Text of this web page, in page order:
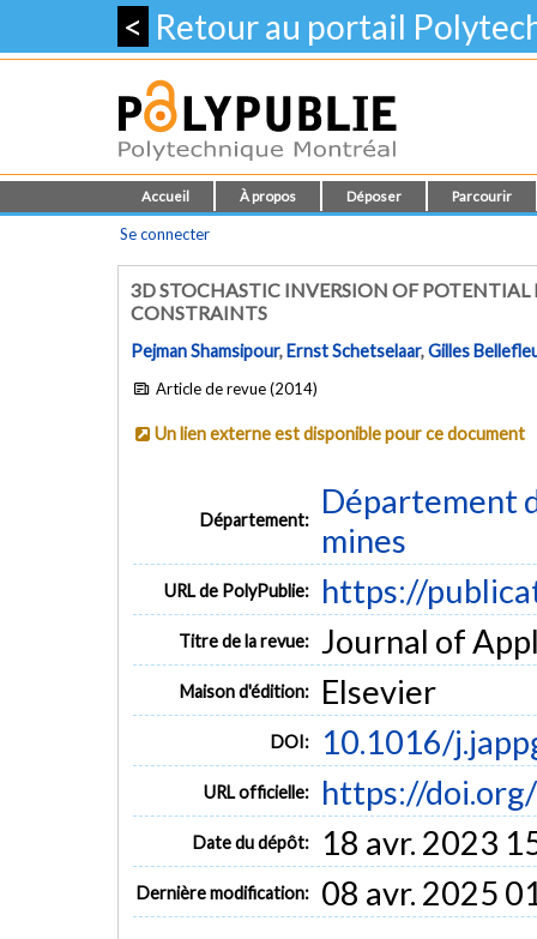
< Retour au portail
Accueil À propos Déposer Parcourir
Se connecter
3D STOCHASTIC INVERSION OF
CONSTRAINTS
Pejman Shamsipour,Ernst Schetselaar,Gilles
Article de revue (2014)
Un lien externe est disponible pour ce document
Département:
Département
mines
URL de PolyPublie: https://
Titre de la revue: Journal of
Maison d'édition: Elsevier
DOI: 10.1016/
URL officielle: https://
Date du dépôt: 18 avr. 2023
Dernière modification: 08 avr. 2025